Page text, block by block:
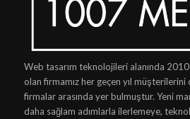
Web tasarım teknolojileri alanında
olan firmamız her geçen yıl
firmalar arasında yer bulmuştur. Yeni
daha sağlam adımlarla ilerlemeye,